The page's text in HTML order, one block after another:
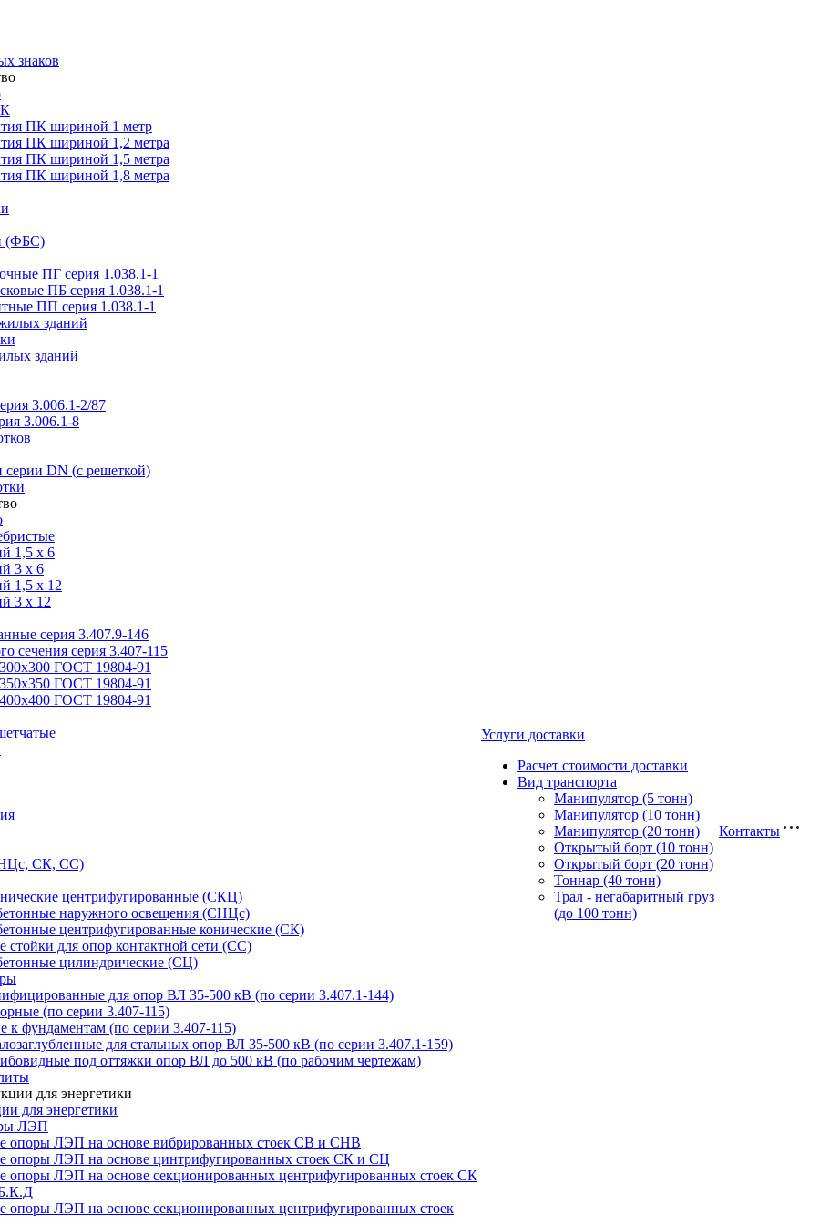
знаков
ПК шириной 1 метр
ПК шириной 1,2 метра
ПК шириной 1,5 метра
ПК шириной 1,8 метра
(ФБС)
ПГ серия 1.038.1-1
ПБ серия 1.038.1-1
ПП серия 1.038.1-1
зданий
зданий
3.006.1-2/87
3.006.1-8
серии DN (с решеткой)
1,5 x 6
3 x 6
1,5 x 12
3 x 12
серия 3.407.9-146
сечения серия 3.407-115
ГОСТ 19804-91
ГОСТ 19804-91
ГОСТ 19804-91
СК, СС)
центрифугированные (СКЦ)
наружного освещения (СНЦс)
центрифугированные конические (СК)
стойки для опор контактной сети (СС)
цилиндрические (СЦ)
для опор ВЛ 35-500 кВ (по серии 3.407.1-144)
(по серии 3.407-115)
к фундаментам (по серии 3.407-115)
для стальных опор ВЛ 35-500 кВ (по серии 3.407.1-159)
под оттяжки опор ВЛ до 500 кВ (по рабочим чертежам)
для энергетики
ЛЭП
опоры ЛЭП на основе вибрированных стоек СВ и СНВ
опоры ЛЭП на основе цинтрифугированных стоек СК и СЦ
опоры ЛЭП на основе секционированных центрифугированных стоек СК
опоры ЛЭП на основе секционированных центрифугированных стоек
Услуги доставки
Расчет стоимости доставки
Вид транспорта
Манипулятор (5 тонн)
Манипулятор (10 тонн)
Манипулятор (20 тонн)
Открытый борт (10 тонн)
Открытый борт (20 тонн)
Тоннар (40 тонн)
Трал - негабаритный груз
(до 100 тонн)
Контакты